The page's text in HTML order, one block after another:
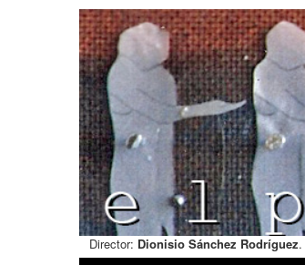
Director: Dionisio Sánchez Rodríguez